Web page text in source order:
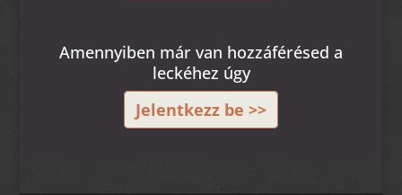
Amennyiben már van hozzáférésed a
leckéhez úgy
Jelentkezz be >>